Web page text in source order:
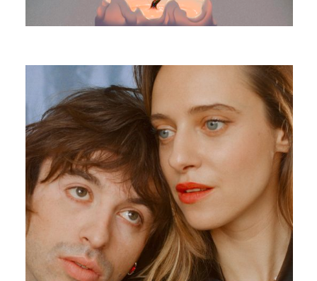
EDOUARD BIELLE
D’UNE AUTRE GALAXIE